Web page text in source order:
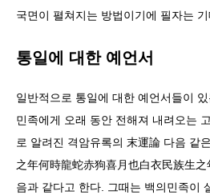
국면이 펼쳐지는 방법이기에 필자는 기
통일에 대한 예언서
일반적으로 통일에 대한 예언서들이
민족에게 오래 동안 전해져 내려오는
로 알려진 격암유록의 末運論 다음 같
之年何時龍蛇赤狗喜月也白衣民族生
음과 같다고 한다. 그때는 백의민족이